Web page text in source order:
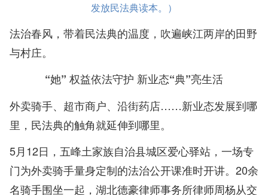
发放民法典读本。）
法治春风，带着民法典的温度，吹遍峡江两岸的田野
与村庄。
“她” 权益依法守护 新业态“典”亮生活
外卖骑手、超市商户、沿街药店……新业态发展到哪
里，民法典的触角就延伸到哪里。
5月12日，五峰土家族自治县城区爱心驿站，一场专
门为外卖骑手量身定制的法治公开课准时开讲。20余
名骑手围坐一起，湖北德豪律师事务所律师周杨从交